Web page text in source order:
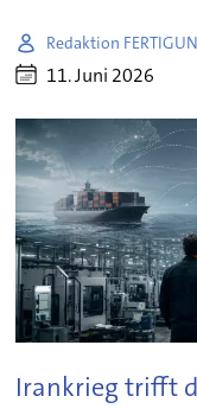
Redaktion
11. Juni 2026
Irankrieg trifft